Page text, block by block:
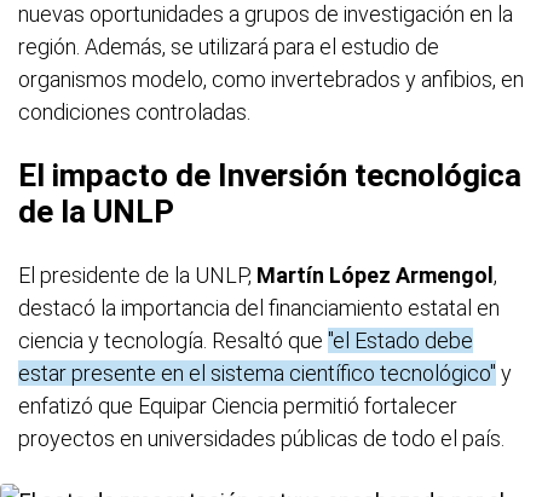
nuevas oportunidades a grupos de investigación en la
región. Además, se utilizará para el estudio de
organismos modelo, como invertebrados y anfibios, en
condiciones controladas.
El impacto de Inversión tecnológica
de la UNLP
El presidente de la UNLP, Martín López Armengol ,
destacó la importancia del financiamiento estatal en
ciencia y tecnología. Resaltó que "el Estado debe
estar presente en el sistema científico tecnológico" y
enfatizó que Equipar Ciencia permitió fortalecer
proyectos en universidades públicas de todo el país.